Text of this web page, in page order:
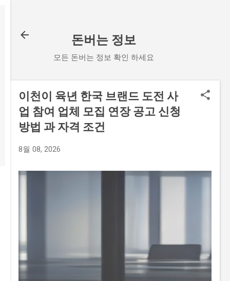
돈버는 정보
모든 돈버는 정보 확인 하세요
이천이 육년 한국 브랜드 도전 사
업 참여 업체 모집 연장 공고 신청
방법 과 자격 조건
8월 08, 2026